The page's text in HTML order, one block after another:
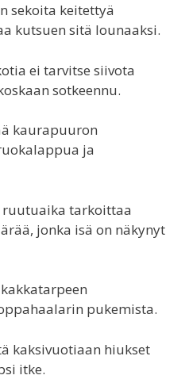
sekoita keitettyä
kutsuen sitä lounaaksi.
ei tarvitse siivota
sotkeennu.
kaurapuuron
ja
tarkoittaa
jonka isä on näkynyt
pukemista.
kaksivuotiaan hiukset
itke.